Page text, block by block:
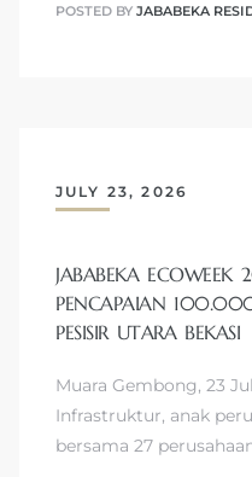
POSTED BY JABABEKA
JULY 23, 2026
JABABEKA
PENCAPAIAN
PESISIR UTARA BEKASI
Muara Gembong, 23
Infrastruktur, anak
bersama 27